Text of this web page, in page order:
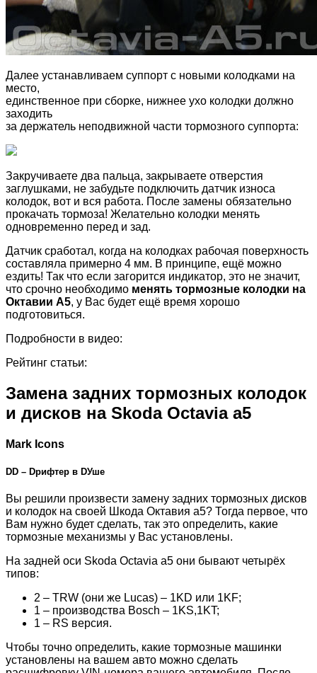
Далее устанавливаем суппорт с новыми колодками на
место,
единственное при сборке, нижнее ухо колодки должно
заходить
за держатель неподвижной части тормозного суппорта:
Закручиваете два пальца, закрываете отверстия
заглушками, не забудьте подключить датчик износа
колодок, вот и вся работа. После замены обязательно
прокачать тормоза! Желательно колодки менять
одновременно перед и зад.
Датчик сработал, когда на колодках рабочая поверхность
составляла примерно 4 мм. В принципе, ещё можно
ездить! Так что если загорится индикатор, это не значит,
что срочно необходимо менять тормозные колодки на
Октавии А5, у Вас будет ещё время хорошо
подготовиться.
Подробности в видео:
Рейтинг статьи:
Замена задних тормозных колодок
и дисков на Skoda Octavia a5
Mark Icons
DD – Dрифтер в DУше
Вы решили произвести замену задних тормозных дисков
и колодок на своей Шкода Октавия а5? Тогда первое, что
Вам нужно будет сделать, так это определить, какие
тормозные механизмы у Вас установлены.
На задней оси Skoda Octavia a5 они бывают четырёх
типов:
2 – TRW (они же Lucas) – 1KD или 1KF;
1 – производства Bosch – 1KS,1KT;
1 – RS версия.
Чтобы точно определить, какие тормозные машинки
установлены на вашем авто можно сделать